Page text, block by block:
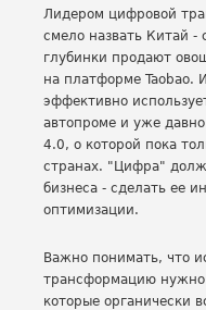
Лидером цифровой
смело назвать Китай -
глубинки продают
на платформе Taobao.
эффективно
автопроме и уже
4.0, о которой пока
странах. "Цифра"
бизнеса - сделать ее
оптимизации.
Важно понимать, что
трансформацию нужно
которые органически